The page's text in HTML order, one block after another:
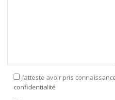
J’atteste avoir pris
confidentialité